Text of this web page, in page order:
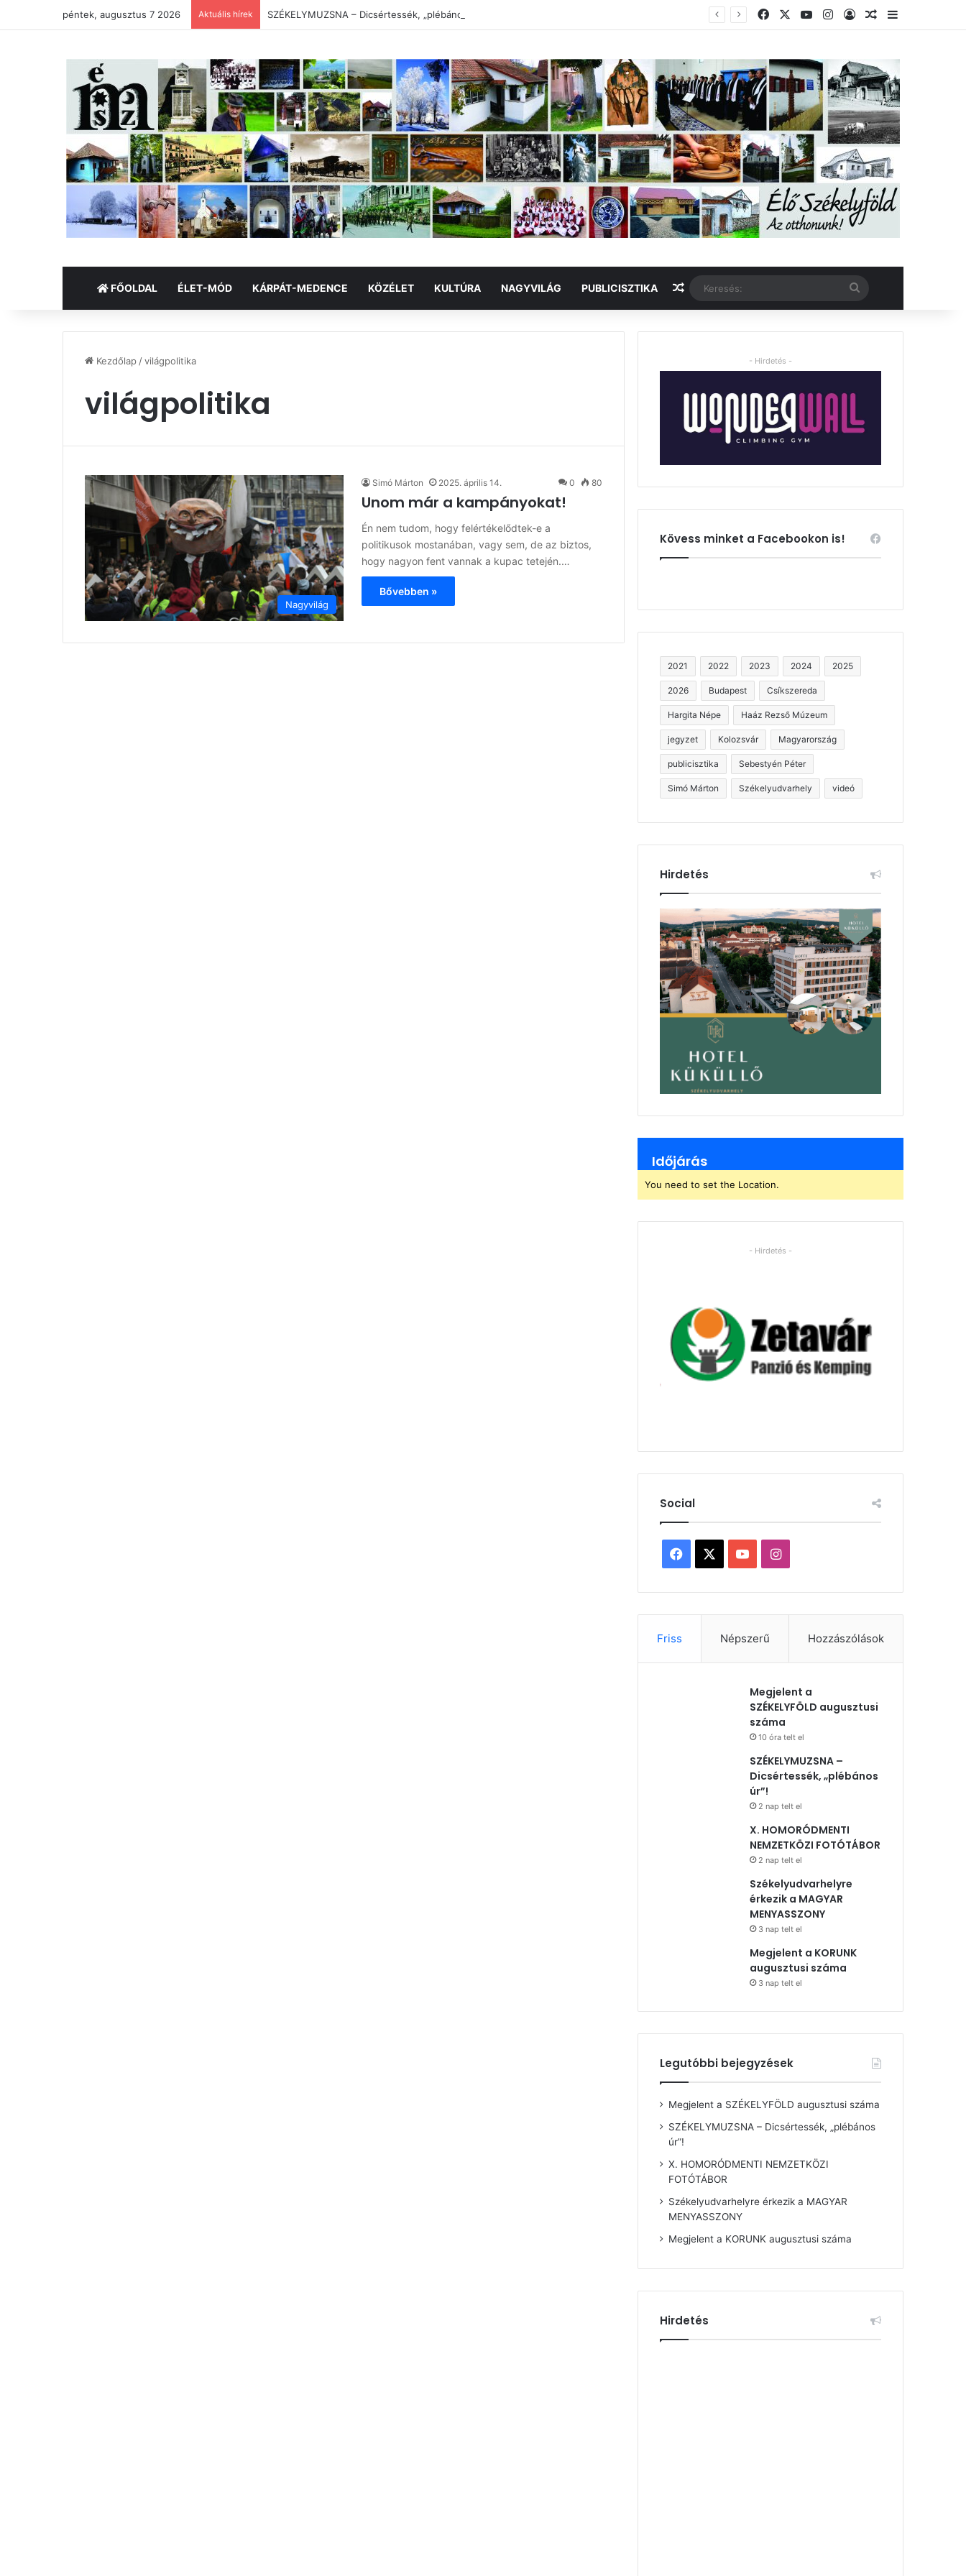
péntek, augusztus 7 2026 Aktuális hírek SZÉKELYMUZSNA – Dicsértessék, „plébános úr”! FacebookYouTubeInstagram
BelépésVéletlen cikk
Oldalsáv
FŐOLDAL ÉLET-MÓD KÁRPÁT-MEDENCE KÖZÉLET KULTÚRA NAGYVILÁG PUBLICISZTIKA Véletlen cikk Keresés:
Kezdőlap /világpolitika
világpolitika
Nagyvilág
Simó Márton 2025. április 14. 0 80
Unom már a kampányokat!
Én nem tudom, hogy felértékelődtek-e a
politikusok mostanában, vagy sem, de az biztos,
hogy nagyon fent vannak a kupac tetején.…
Bővebben »
- Hirdetés -
Kövess minket a Facebookon is!
2021 2022 2023 2024 2025
2026 Budapest Csíkszereda
Hargita Népe Haáz Rezső Múzeum
jegyzet Kolozsvár Magyarország
publicisztika Sebestyén Péter
Simó Márton Székelyudvarhely videó
Hirdetés
Időjárás
You need to set the Location.
- Hirdetés -
Social
Facebook YouTubeInstagram
Friss Népszerű Hozzászólások
Megjelent a
SZÉKELYFÖLD augusztusi
száma
10 óra telt el
SZÉKELYMUZSNA –
Dicsértessék, „plébános
úr”!
2 nap telt el
X. HOMORÓDMENTI
NEMZETKÖZI FOTÓTÁBOR
2 nap telt el
Székelyudvarhelyre
érkezik a MAGYAR
MENYASSZONY
3 nap telt el
Megjelent a KORUNK
augusztusi száma
3 nap telt el
Legutóbbi bejegyzések
Megjelent a SZÉKELYFÖLD augusztusi száma
SZÉKELYMUZSNA – Dicsértessék, „plébános
úr”!
X. HOMORÓDMENTI NEMZETKÖZI
FOTÓTÁBOR
Székelyudvarhelyre érkezik a MAGYAR
MENYASSZONY
Megjelent a KORUNK augusztusi száma
Hirdetés